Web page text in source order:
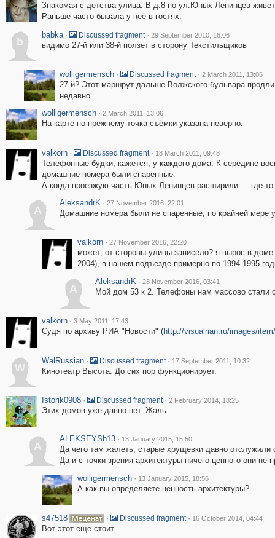
Знакомая с детства улица. В д.8 по ул.Юных Ленинцев живет
Раньше часто бывала у неё в гостях.
b
babka · Discussed fragment · 29 September 2010, 16:06
видимо 27-й или 38-й ползет в сторону Текстильщиков
wolligermensch · Discussed fragment · 2 March 2011, 13:06
27-й? Этот маршрут дальше Волжского бульвара
недавно.
wolligermensch · 2 March 2011, 13:06
На карте по-прежнему точка съёмки указана неверно.
valkorn · Discussed fragment · 18 March 2011, 09:48
Телефонные будки, кажется, у каждого дома. К середине
домашние номера были спаренные.
А когда проезжую часть Юных Ленинцев расширили — где-то
A
AleksandrK · 27 November 2016, 22:01
Домашние номера были не спаренные, по крайней мере
valkorn · 27 November 2016, 22:20
может, от стороны улицы зависело? я вырос в
2004), в нашем подъезде примерно по 1994-1995
A
AleksandrK · 28 November 2016, 03:41
Мой дом 53 к 2. Телефоны нам массово стали
valkorn · 3 May 2011, 17:43
Судя по архиву РИА "Новости" (http://visualrian.ru/images/
W
WalRussian · Discussed fragment · 17 September 2011, 10:32
Кинотеатр Высота. До сих пор функционирует.
Istorik0908 · Discussed fragment · 2 February 2014, 18:25
Этих домов уже давно нет. Жаль...
A
ALEKSEYSh13 · 13 January 2015, 15:50
Да чего там жалеть, старые хрущевки давно
Да и с точки зрения архитектуры ничего ценного они не
wolligermensch · 13 January 2015, 18:56
А как вы определяете ценность архитектуры?
s47518 · Discussed fragment · 16 October 2014, 04:44
Вот этот еще стоит.